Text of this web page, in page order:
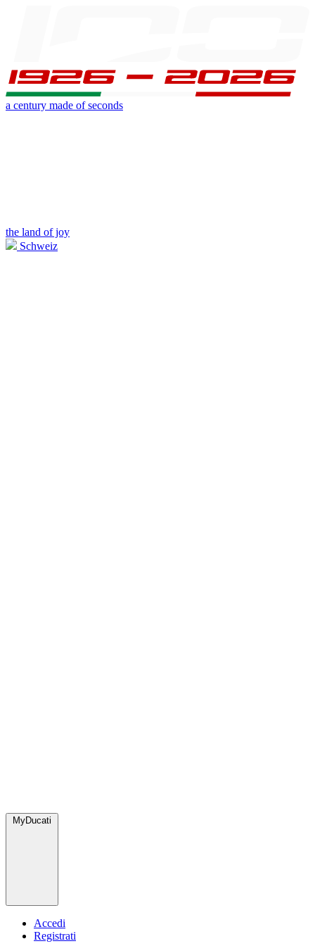
a century made of seconds
the land of joy
Schweiz
MyDucati
Accedi
Registrati